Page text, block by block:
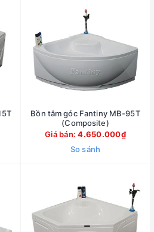
Bồn tắm góc Fantiny MB-95T
(Composite)
Giá bán:4.650.000₫
So sánh